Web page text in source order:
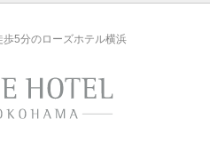
5分のローズホテル横浜